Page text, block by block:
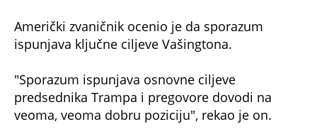
Američki zvaničnik ocenio je da sporazum
ispunjava ključne ciljeve Vašingtona.
"Sporazum ispunjava osnovne ciljeve
predsednika Trampa i pregovore dovodi na
veoma, veoma dobru poziciju", rekao je on.